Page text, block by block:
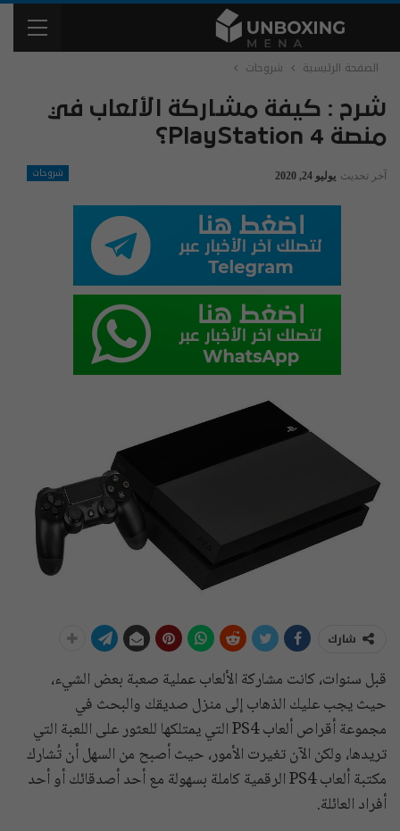
الصفحة الرئيسية شروحات
شرح : كيفة مشاركة الألعاب في
منصة PlayStation 4؟
شروحات آخر تحديث يوليو 24, 2020
شارك
قبل سنوات، كانت مشاركة الألعاب عملية صعبة بعض الشيء،
حيث يجب عليك الذهاب إلى منزل صديقك والبحث في
مجموعة أقراص ألعاب PS4 التي يمتلكها للعثور على اللعبة التي
تريدها، ولكن الآن تغيرت الأمور، حيث أصبح من السهل أن تُشارك
مكتبة ألعاب PS4 الرقمية كاملة بسهولة مع أحد أصدقائك أو أحد
أفراد العائلة.